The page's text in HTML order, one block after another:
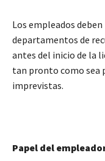
Los empleados
departamentos de
antes del inicio de la
tan pronto como sea
imprevistas.
Papel del